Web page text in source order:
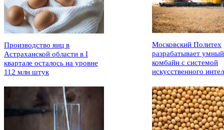
Производство яиц в
Астраханской области в I
квартале осталось на уровне
112 млн штук
Московский Политех
разрабатывает умный
комбайн с системой
искусственного